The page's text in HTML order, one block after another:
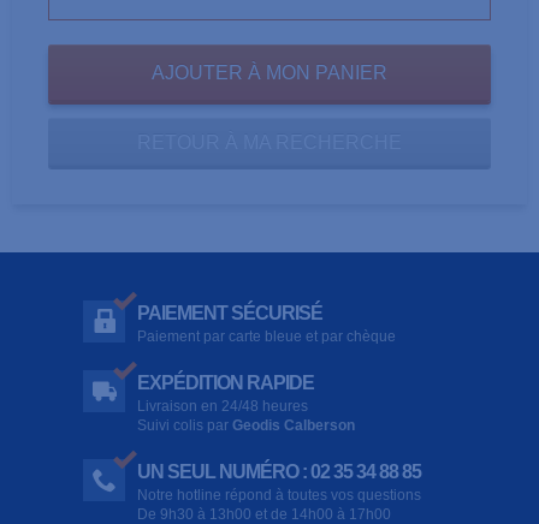
PAIEMENT SÉCURISÉ
Paiement par carte bleue et par chèque
EXPÉDITION RAPIDE
Livraison en 24/48 heures
Suivi colis par Geodis Calberson
UN SEUL NUMÉRO : 02 35 34 88 85
Notre hotline répond à toutes vos questions
De 9h30 à 13h00 et de 14h00 à 17h00